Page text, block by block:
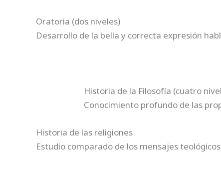
Oratoria (dos niveles)
Desarrollo de la bella y correcta expresión
Historia de la Filosofía (cuatro
Conocimiento profundo de las
Historia de las religiones
Estudio comparado de los mensajes